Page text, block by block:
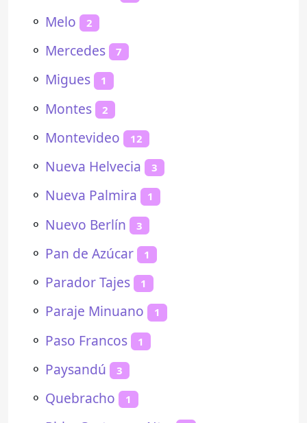
⚬ Melo 2
⚬ Mercedes 7
⚬ Migues 1
⚬ Montes 2
⚬ Montevideo 12
⚬ Nueva Helvecia 3
⚬ Nueva Palmira 1
⚬ Nuevo Berlín 3
⚬ Pan de Azúcar 1
⚬ Parador Tajes 1
⚬ Paraje Minuano 1
⚬ Paso Francos 1
⚬ Paysandú 3
⚬ Quebracho 1